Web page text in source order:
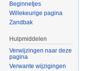
Beginnetjes
Willekeurige pagina
Zandbak
Hulpmiddelen
Verwijzingen naar deze
pagina
Verwante wijzigingen